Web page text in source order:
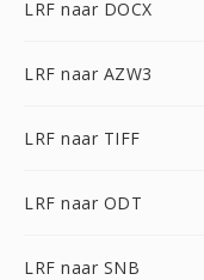
LRF naar DOCX
LRF naar AZW3
LRF naar TIFF
LRF naar ODT
LRF naar SNB